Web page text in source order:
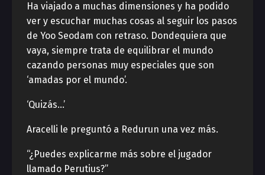
Ha viajado a muchas dimensiones y ha podido
ver y escuchar muchas cosas al seguir los pasos
de Yoo Seodam con retraso. Dondequiera que
vaya, siempre trata de equilibrar el mundo
cazando personas muy especiales que son
‘amadas por el mundo’.
‘Quizás…’
Aracelli le preguntó a Redurun una vez más.
“¿Puedes explicarme más sobre el jugador
llamado Perutius?”